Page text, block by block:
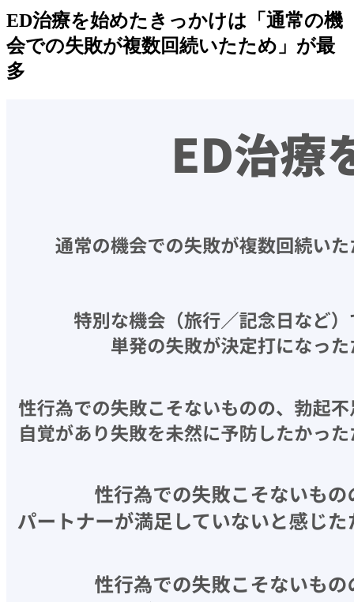
ED治療を始めたきっかけは「通常の機
会での失敗が複数回続いたため」が最
多